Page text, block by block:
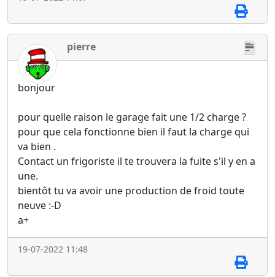
pierre
bonjour
pour quelle raison le garage fait une 1/2 charge ?
pour que cela fonctionne bien il faut la charge qui
va bien .
Contact un frigoriste il te trouvera la fuite s'il y en a
une.
bientôt tu va avoir une production de froid toute
neuve :-D
a+
19-07-2022 11:48